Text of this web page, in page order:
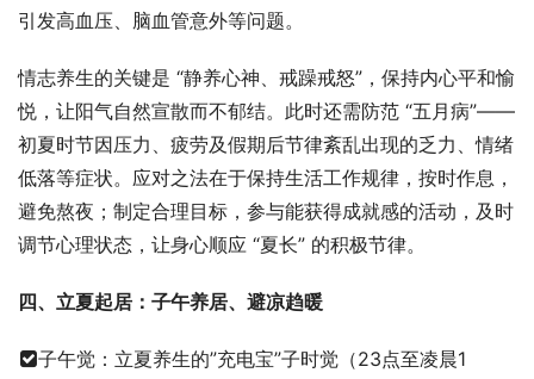
引发高血压、脑血管意外等问题。
情志养生的关键是 “静养心神、戒躁戒怒”，保持内心平和愉
悦，让阳气自然宣散而不郁结。此时还需防范 “五月病”——
初夏时节因压力、疲劳及假期后节律紊乱出现的乏力、情绪
低落等症状。应对之法在于保持生活工作规律，按时作息，
避免熬夜；制定合理目标，参与能获得成就感的活动，及时
调节心理状态，让身心顺应 “夏长” 的积极节律。
四、立夏起居：子午养居、避凉趋暖
子午觉：立夏养生的”充电宝”子时觉（23点至凌晨1